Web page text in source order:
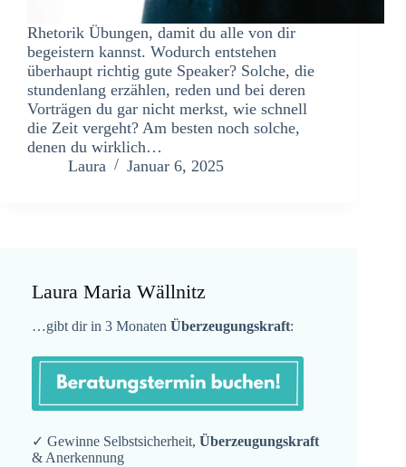
Rhetorik Übungen, damit du alle von dir
begeistern kannst. Wodurch entstehen
überhaupt richtig gute Speaker? Solche, die
stundenlang erzählen, reden und bei deren
Vorträgen du gar nicht merkst, wie schnell
die Zeit vergeht? Am besten noch solche,
denen du wirklich…
Laura
Januar 6, 2025
Laura Maria Wällnitz
…gibt dir in 3 Monaten Überzeugungskraft:
✓ Gewinne Selbstsicherheit, Überzeugungskraft
& Anerkennung